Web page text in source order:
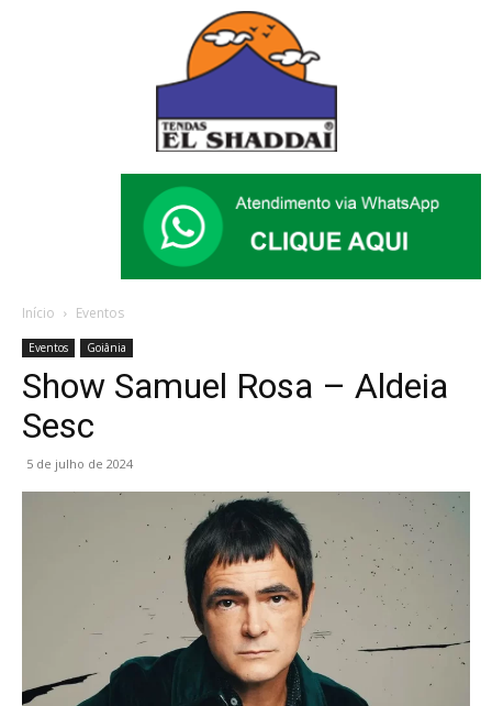
Início Eventos
Eventos Goiânia
Show Samuel Rosa – Aldeia
Sesc
5 de julho de 2024